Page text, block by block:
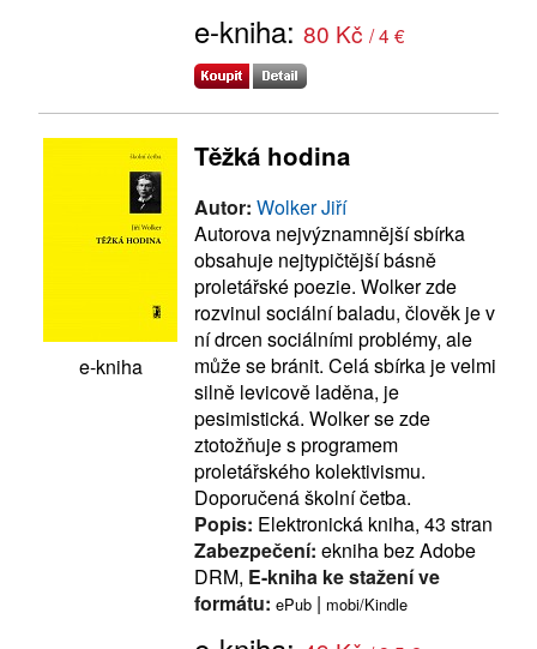
e-kniha: 80 Kč / 4 €
e-kniha
Těžká hodina
Autor: Wolker Jiří
Autorova nejvýznamnější sbírka
obsahuje nejtypičtější básně
proletářské poezie. Wolker zde
rozvinul sociální baladu, člověk je v
ní drcen sociálními problémy, ale
může se bránit. Celá sbírka je velmi
silně levicově laděna, je
pesimistická. Wolker se zde
ztotožňuje s programem
proletářského kolektivismu.
Doporučená školní četba.
Popis: Elektronická kniha, 43 stran
Zabezpečení: ekniha bez Adobe
DRM, E-kniha ke stažení ve
formátu: ePub | mobi/Kindle